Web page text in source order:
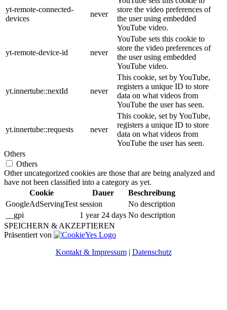
yt-remote-connected-
devices
never
store the video preferences of
the user using embedded
YouTube video.
yt-remote-device-id never
YouTube sets this cookie to
store the video preferences of
the user using embedded
YouTube video.
yt.innertube::nextId never
This cookie, set by YouTube,
registers a unique ID to store
data on what videos from
YouTube the user has seen.
yt.innertube::requests never
This cookie, set by YouTube,
registers a unique ID to store
data on what videos from
YouTube the user has seen.
Others
Others
Other uncategorized cookies are those that are being analyzed and
have not been classified into a category as yet.
Cookie
Dauer
Beschreibung
GoogleAdServingTest session
No description
__gpi
1 year 24 days No description
SPEICHERN & AKZEPTIEREN
Präsentiert von
Kontakt & Impressum| Datenschutz